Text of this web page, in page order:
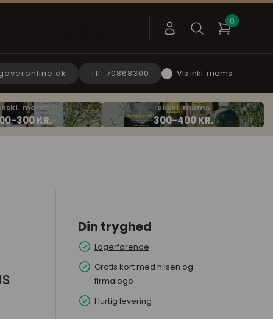
Tlf. 70868300 Vis inkl. moms
Din tryghed
Lagerførende
Gratis kort med hilsen og
firmalogo
Hurtig levering